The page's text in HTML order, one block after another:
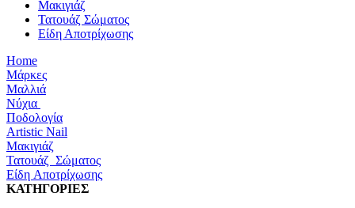
Μακιγιάζ
Τατουάζ Σώματος
Είδη Αποτρίχωσης
Home
Μάρκες
Μαλλιά
Νύχια
Ποδολογία
Artistic Nail
Μακιγιάζ
Τατουάζ Σώματος
Είδη Αποτρίχωσης
ΚΑΤΗΓΟΡΙΕΣ